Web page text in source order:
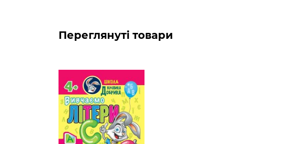
Переглянуті товари